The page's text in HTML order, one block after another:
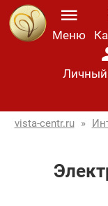
Меню
Личный
vista-centr.ru »